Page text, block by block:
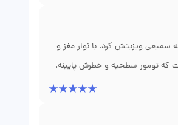
ویزیتش کرد. با نوار مغز و
که تومور سطحیه و خطرش پایینه.
ضدصرع رو کم کم قطع میکنه. واقعاً